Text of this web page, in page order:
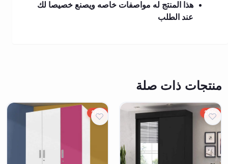
هذا المنتج له مواصفات خاصه ويصنع خصيصا لك
عند الطلب
منتجات ذات صلة
10%
10%